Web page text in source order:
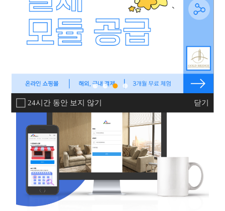
24시간 동안 보지 않기 닫기